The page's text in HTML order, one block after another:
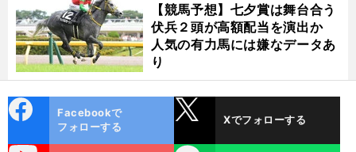
【競馬予想】七夕賞は舞台合う
伏兵２頭が高額配当を演出か
人気の有力馬には嫌なデータあ
り
ok
Facebookで
フォローする
Xでフォローする